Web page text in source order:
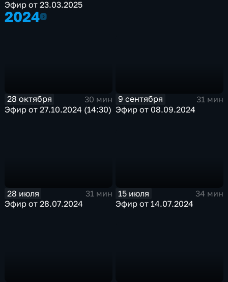
Эфир от 23.03.2025
20242024
28 октября
30 мин
Эфир от 27.10.2024 (14:30)
9 сентября
31 мин
Эфир от 08.09.2024
28 июля
31 мин
Эфир от 28.07.2024
15 июля
34 мин
Эфир от 14.07.2024